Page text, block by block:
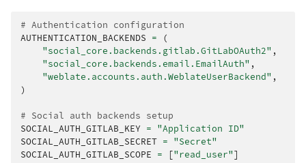
# Authentication configuration
AUTHENTICATION_BACKENDS =
(
"social_core.backends.gitlab.GitLabOAuth2" ,
"social_core.backends.email.EmailAuth" ,
"weblate.accounts.auth.WeblateUserBackend" ,
)
# Social auth backends setup
SOCIAL_AUTH_GITLAB_KEY = "Application ID"
SOCIAL_AUTH_GITLAB_SECRET = "Secret"
SOCIAL_AUTH_GITLAB_SCOPE = ["read_user"]